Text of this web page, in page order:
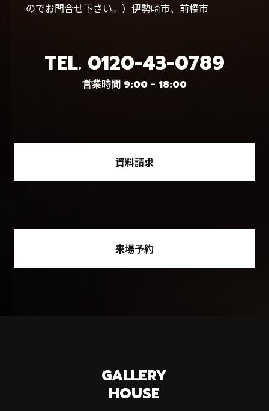
のでお問合せ下さい。）伊勢崎市、前橋市
TEL. 0120-43-0789
営業時間 9:00 - 18:00
資料請求
来場予約
GALLERY
HOUSE